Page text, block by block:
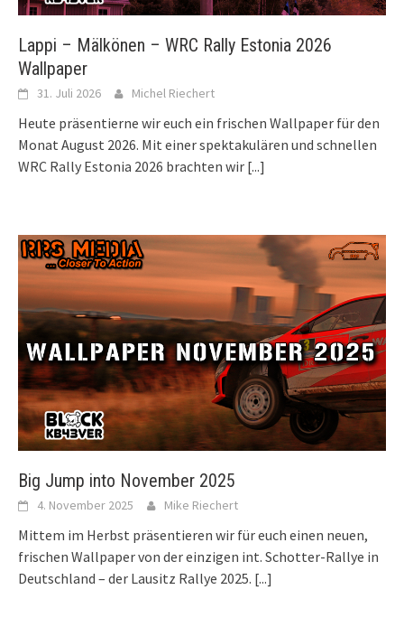
Lappi – Mälkönen – WRC Rally Estonia 2026
Wallpaper
31. Juli 2026 Michel Riechert
Heute präsentierne wir euch ein frischen Wallpaper für den
Monat August 2026. Mit einer spektakulären und schnellen
WRC Rally Estonia 2026 brachten wir [...]
Big Jump into November 2025
4. November 2025 Mike Riechert
Mittem im Herbst präsentieren wir für euch einen neuen,
frischen Wallpaper von der einzigen int. Schotter-Rallye in
Deutschland – der Lausitz Rallye 2025. [...]